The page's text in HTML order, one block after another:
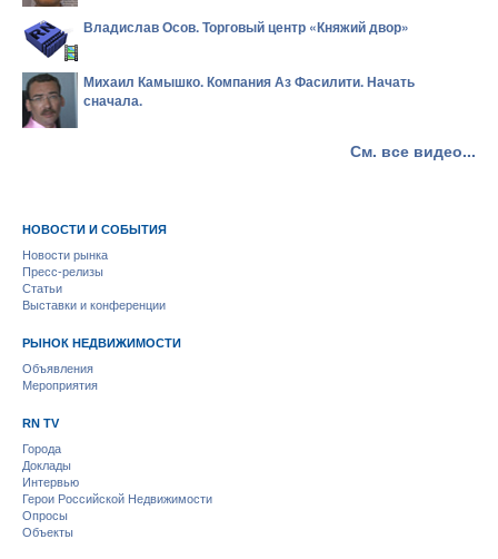
Владислав Осов. Торговый центр «Княжий двор»
Михаил Камышко. Компания Аз Фасилити. Начать
сначала.
См. все видео...
НОВОСТИ И СОБЫТИЯ
Новости рынка
Пресс-релизы
Статьи
Выставки и конференции
РЫНОК НЕДВИЖИМОСТИ
Объявления
Мероприятия
RN TV
Города
Доклады
Интервью
Герои Российской Недвижимости
Опросы
Объекты